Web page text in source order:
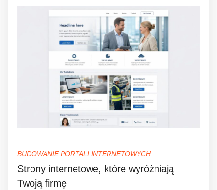
BUDOWANIE PORTALI INTERNETOWYCH
Strony internetowe, które wyróżniają
Twoją firmę